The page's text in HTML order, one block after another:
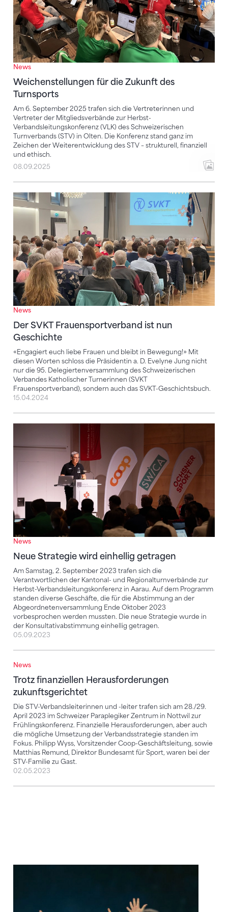
News
Weichenstellungen für die Zukunft des
Turnsports
Am 6. September 2025 trafen sich die Vertreterinnen und
Vertreter der Mitgliedsverbände zur Herbst-
Verbandsleitungskonferenz (VLK) des Schweizerischen
Turnverbands (STV) in Olten. Die Konferenz stand ganz im
Zeichen der Weiterentwicklung des STV – strukturell, finanziell
und ethisch.
08.09.2025
News
Der SVKT Frauensportverband ist nun
Geschichte
«Engagiert euch liebe Frauen und bleibt in Bewegung!» Mit
diesen Worten schloss die Präsidentin a. D. Evelyne Jung nicht
nur die 95. Delegiertenversammlung des Schweizerischen
Verbandes Katholischer Turnerinnen (SVKT
Frauensportverband), sondern auch das SVKT-Geschichtsbuch.
Der SVKT Frauensportverband ist nun Geschichte
15.04.2024
News
Neue Strategie wird einhellig getragen
Am Samstag, 2. September 2023 trafen sich die
Verantwortlichen der Kantonal- und Regionalturnverbände zur
Herbst-Verbandsleitungskonferenz in Aarau. Auf dem Programm
standen diverse Geschäfte, die für die Abstimmung an der
Abgeordnetenversammlung Ende Oktober 2023
vorbesprochen werden mussten. Die neue Strategie wurde in
der Konsultativabstimmung einhellig getragen.
Neue Strategie wird einhellig getragen
05.09.2023
News
Trotz finanziellen Herausforderungen
zukunftsgerichtet
Die STV-Verbandsleiterinnen und -leiter trafen sich am 28./29.
April 2023 im Schweizer Paraplegiker Zentrum in Nottwil zur
Frühlingskonferenz. Finanzielle Herausforderungen, aber auch
die mögliche Umsetzung der Verbandsstrategie standen im
Fokus. Philipp Wyss, Vorsitzender Coop-Geschäftsleitung, sowie
Matthias Remund, Direktor Bundesamt für Sport, waren bei der
STV-Familie zu Gast.
Trotz finanziellen Herausforderungen
02.05.2023